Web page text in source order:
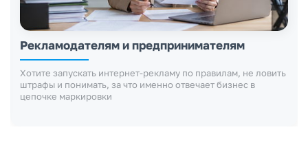
SMM-специалистам, таргетологам и
маркетологам
Нужно уверенно работать с маркировкой сторис, баннеров,
посевов и рекламных размещений без хаоса в документах и